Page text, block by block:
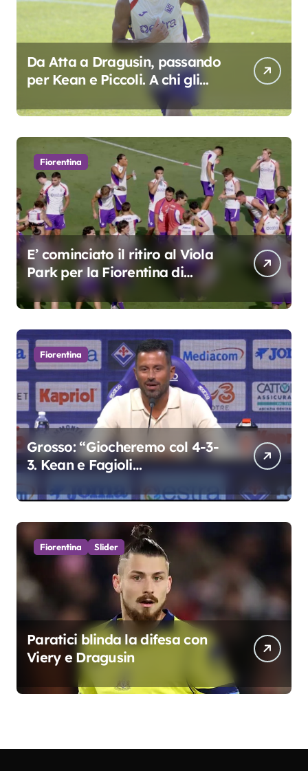
Da Atta a Dragusin, passando
per Kean e Piccoli. A chi gli
oscar del precampionato?
Fiorentina
E’ cominciato il ritiro al Viola
Park per la Fiorentina di
Grosso
Fiorentina
Grosso: “Giocheremo col 4-3-
3. Kean e Fagioli
colpo”
Fiorentina Slider
Paratici blinda la difesa con
Viery e Dragusin